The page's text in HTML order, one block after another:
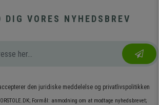
VORES NYHEDSBREV
den juridiske meddelelse og privatlivspolitikken
Formål: anmodning om at modtage nyhedsbrevet;